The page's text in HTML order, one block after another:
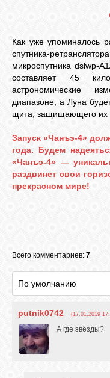
Как уже упоминалось
спутника-
микроспутника dslwp-
составляет 45
астрономические
диапазоне, а Луна
щита, защищающего их
Запуск «Чанъэ-4»
года. Будем
«Чанъэ-4» —
раздвинет свои
прекрасном мире!
Всего комментариев: 7
putnik0742 (17.01.2019
А где звёзды?